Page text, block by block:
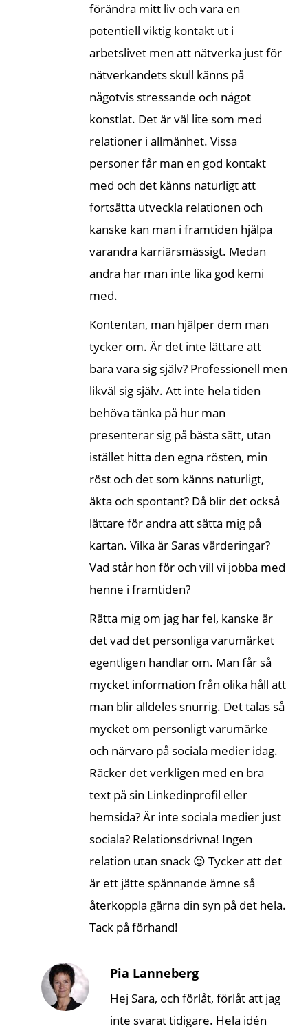
förändra mitt liv och vara en
potentiell viktig kontakt ut i
arbetslivet men att nätverka just för
nätverkandets skull känns på
någotvis stressande och något
konstlat. Det är väl lite som med
relationer i allmänhet. Vissa
personer får man en god kontakt
med och det känns naturligt att
fortsätta utveckla relationen och
kanske kan man i framtiden hjälpa
varandra karriärsmässigt. Medan
andra har man inte lika god kemi
med.
Kontentan, man hjälper dem man
tycker om. Är det inte lättare att
bara vara sig själv? Professionell men
likväl sig själv. Att inte hela tiden
behöva tänka på hur man
presenterar sig på bästa sätt, utan
istället hitta den egna rösten, min
röst och det som känns naturligt,
äkta och spontant? Då blir det också
lättare för andra att sätta mig på
kartan. Vilka är Saras värderingar?
Vad står hon för och vill vi jobba med
henne i framtiden?
Rätta mig om jag har fel, kanske är
det vad det personliga varumärket
egentligen handlar om. Man får så
mycket information från olika håll att
man blir alldeles snurrig. Det talas så
mycket om personligt varumärke
och närvaro på sociala medier idag.
Räcker det verkligen med en bra
text på sin Linkedinprofil eller
hemsida? Är inte sociala medier just
sociala? Relationsdrivna! Ingen
relation utan snack 😉 Tycker att det
är ett jätte spännande ämne så
återkoppla gärna din syn på det hela.
Tack på förhand!
Pia Lanneberg
Hej Sara, och förlåt, förlåt att jag
inte svarat tidigare. Hela idén